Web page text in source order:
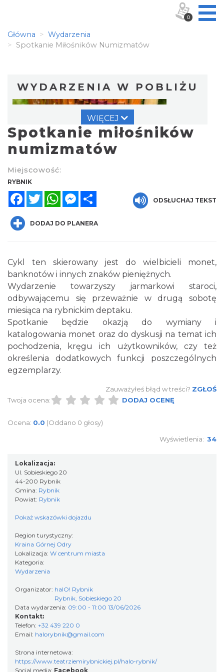
Główna
Wydarzenia
Spotkanie Miłośników Numizmatów
WYDARZENIA W POBLIŻU
Warsztat gry na flecie indiańskim –
pierwsze kroki w świecie melodii
Rybnik
Spotkanie miłośników numizmatów
Rybnik
2026-08-08
Wakacyjne Warsztaty Malarskie "Rybnik -
Coś z niczego - organizery z tektury, z
makramy...
Rybnik
WIĘCEJ
Spotkanie miłośników
numizmatów
Miejscowość:
RYBNIK
FacebookTwitterWhatsAppMessenger
ODSŁUCHAJ TEKST
DODAJ DO PLANERA
Cykl ten skierowany jest do wielbicieli monet,
banknotów i innych znaków pieniężnych.
Wydarzenie towarzyszy jarmarkowi staroci,
odbywającemu się przeważnie w drugą sobotę
miesiąca na rybnickim deptaku.
Spotkanie będzie okazją do wymiany i
katalogowania monet oraz do dyskusji na temat ich
pochodzenia, kręgu ich użytkowników, czy też
określenia dodatkowych funkcji poszczególnych
egzemplarzy.
Zauważyłeś błąd w treści? ZGŁOŚ
Twoja ocena:
DODAJ OCENĘ
Ocena: 0.0 (Oddano 0 głosy)
Wyświetlenia: 34
Lokalizacja:
Ul. Sobieskiego 20
44-200 Rybnik
Gmina: Rybnik
Powiat: Rybnik
Pokaż wskazówki dojazdu
Region turystyczny:
Kraina Górnej Odry
Lokalizacja: W centrum miasta
Kategoria:
Wydarzenia
Organizator: halO! Rybnik
Rybnik, Sobieskiego 20
Data wydarzenia: 09:00 - 11:00 13/06/2026
Kontakt:
Telefon: +32 439 220 0
Email: halorybnik@gmail.com
Strona internetowa:
https://www.teatrziemirybnickiej.pl/halo-rybnik/
Social media: Facebook
0